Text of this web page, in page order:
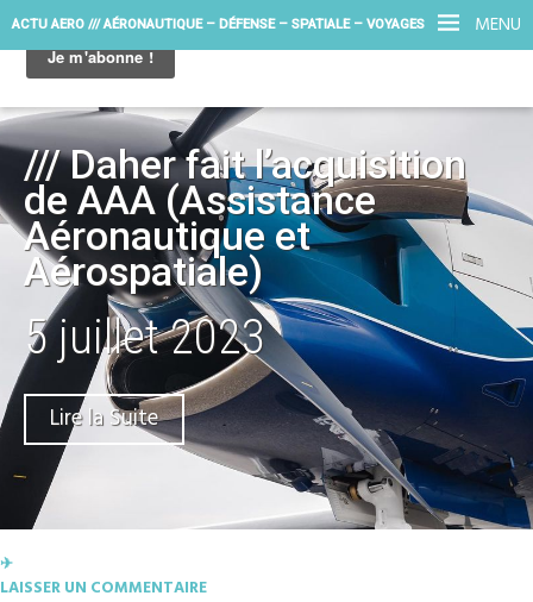
MENU
ACTU AERO /// AÉRONAUTIQUE – DÉFENSE – SPATIALE – VOYAGES
/// Daher fait l’acquisition
de AAA (Assistance
Aéronautique et
Aérospatiale)
5 juillet 2023
Lire la Suite
✈︎
LAISSER UN COMMENTAIRE